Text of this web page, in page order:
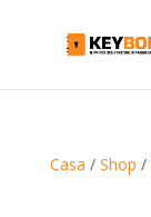
Casa / Shop /